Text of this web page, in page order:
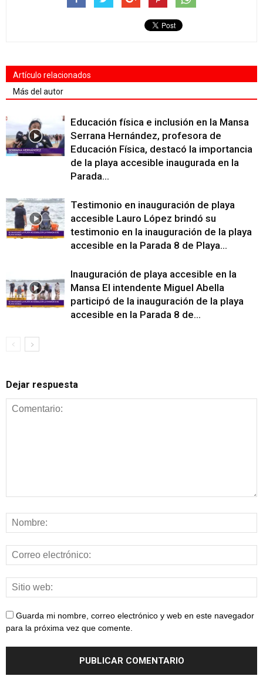
Artículo relacionados
Más del autor
Educación física e inclusión en la Mansa
Serrana Hernández, profesora de
Educación Física, destacó la importancia
de la playa accesible inaugurada en la
Parada...
Testimonio en inauguración de playa
accesible Lauro López brindó su
testimonio en la inauguración de la playa
accesible en la Parada 8 de Playa...
Inauguración de playa accesible en la
Mansa El intendente Miguel Abella
participó de la inauguración de la playa
accesible en la Parada 8 de...
Dejar respuesta
Guarda mi nombre, correo electrónico y web en este navegador
para la próxima vez que comente.